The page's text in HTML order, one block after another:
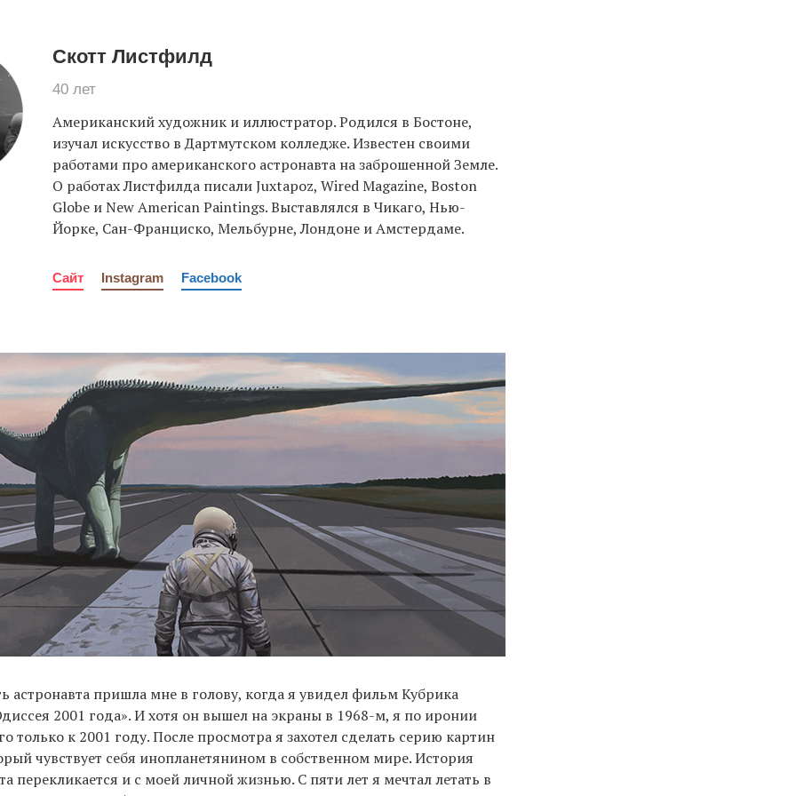
Скотт Листфилд
40 лет
Американский художник и иллюстратор. Родился в Бостоне,
изучал искусство в Дартмутском колледже. Известен своими
работами про американского астронавта на заброшенной Земле.
О работах Листфилда писали Juxtapoz, Wired Magazine, Boston
Globe и New American Paintings. Выставлялся в Чикаго, Нью-
Йорке, Сан-Франциско, Мельбурне, Лондоне и Амстердаме.
Сайт Instagram Facebook
астронавта пришла мне в голову, когда я увидел фильм Кубрика
2001 года». И хотя он вышел на экраны в 1968-м, я по иронии
только к 2001 году. После просмотра я захотел сделать серию картин
чувствует себя инопланетянином в собственном мире. История
перекликается и с моей личной жизнью. С пяти лет я мечтал летать в